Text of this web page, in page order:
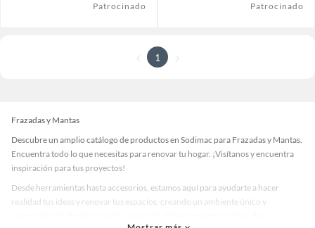
Patrocinado Patrocinado
1
Frazadas y Mantas
Descubre un amplio catálogo de productos en Sodimac para Frazadas y Mantas.
Encuentra todo lo que necesitas para renovar tu hogar. ¡Visítanos y encuentra
inspiración para tus proyectos!
Desde herramientas hasta accesorios, estamos aquí para ayudarte a hacer
realidad tus ideas y renovar tus espacios, creando un ambiente único y